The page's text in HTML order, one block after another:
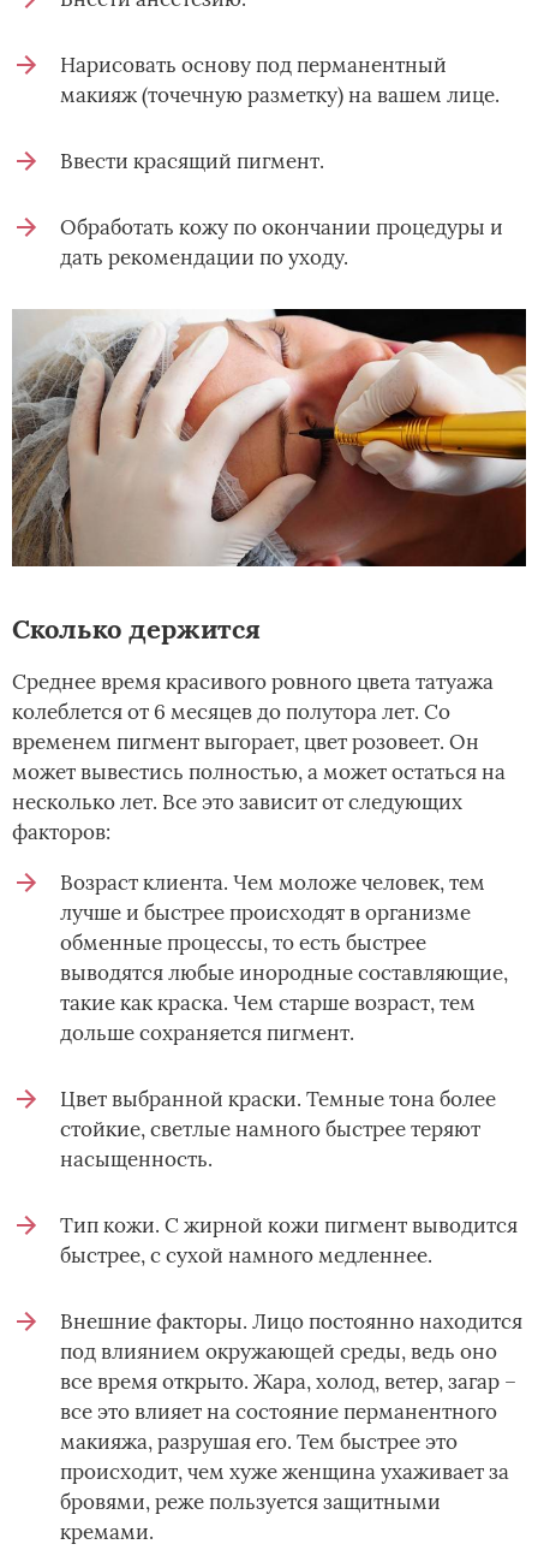
Нарисовать основу под перманентный
макияж (точечную разметку) на вашем лице.
Ввести красящий пигмент.
Обработать кожу по окончании процедуры и
дать рекомендации по уходу.
Сколько держится
Среднее время красивого ровного цвета татуажа
колеблется от 6 месяцев до полутора лет. Со
временем пигмент выгорает, цвет розовеет. Он
может вывестись полностью, а может остаться на
несколько лет. Все это зависит от следующих
факторов:
Возраст клиента. Чем моложе человек, тем
лучше и быстрее происходят в организме
обменные процессы, то есть быстрее
выводятся любые инородные составляющие,
такие как краска. Чем старше возраст, тем
дольше сохраняется пигмент.
Цвет выбранной краски. Темные тона более
стойкие, светлые намного быстрее теряют
насыщенность.
Тип кожи. С жирной кожи пигмент выводится
быстрее, с сухой намного медленнее.
Внешние факторы. Лицо постоянно находится
под влиянием окружающей среды, ведь оно
все время открыто. Жара, холод, ветер, загар –
все это влияет на состояние перманентного
макияжа, разрушая его. Тем быстрее это
происходит, чем хуже женщина ухаживает за
бровями, реже пользуется защитными
кремами.